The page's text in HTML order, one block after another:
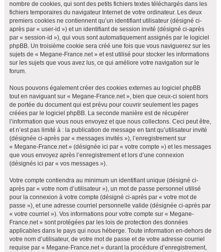
nombre de cookies, qui sont des petits fichiers textes téléchargés dans les
fichiers temporaires du navigateur Internet de votre ordinateur. Les deux
premiers cookies ne contiennent qu’un identifiant utilisateur (désigné ci-
après par « user-id ») et un identifiant de session invité (désigné ci-après
par « session-id »), qui vous sont automatiquement assignés par le logiciel
phpBB. Un troisième cookie sera créé une fois que vous naviguerez sur les
sujets de « Megane-France.net » et est utilisé pour stocker les informations
sur les sujets que vous avez lus, ce qui améliore votre navigation sur le
forum.
Nous pouvons également créer des cookies externes au logiciel phpBB
tout en naviguant sur « Megane-France.net », bien que ceux-ci soient hors
de portée du document qui est prévu pour couvrir seulement les pages
créées par le logiciel phpBB. La seconde manière est de récupérer
l’information que vous nous envoyez et que nous collectons. Ceci peut être,
et n’est pas limité à : la publication de message en tant qu’utilisateur invité
(désignée ci-après par « messages invités »), l’enregistrement sur
« Megane-France.net » (désignée ici par « votre compte ») et les messages
que vous envoyez après l’enregistrement et lors d’une connexion
(désignés ici par « vos messages »).
Votre compte contiendra au minimum un identifiant unique (désigné ci-
après par « votre nom d’utilisateur »), un mot de passe personnel utilisé
pour la connexion à votre compte (désigné ci-après par « votre mot de
passe »), et une adresse courriel personnelle valide (désignée ci-après par
« votre courriel »). Vos informations pour votre compte sur « Megane-
France.net » sont protégées par les lois de protection des données
applicables dans le pays qui nous héberge. Toute information en-dehors de
votre nom d’utilisateur, de votre mot de passe et de votre adresse courriel
requise par « Megane-France.net » durant la procédure d’enregistrement,